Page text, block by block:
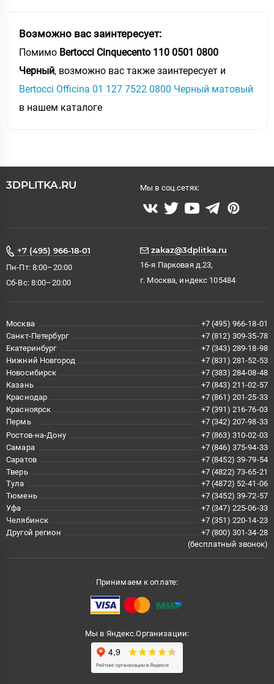
Возможно вас заинтересует:
Помимо Bertocci Cinquecento 110 0501 0800
Черный, возможно вас также заинтересует и
Bertocci Officina 01 127 7522 0800 Черный матовый
в нашем каталоге
3DPLITKA.RU Мы в соц.сетях:
+7 (495) 966-18-01
Пн-Пт: 8:00–20:00
Сб-Вс: 8:00–20:00
zakaz@3dplitka.ru
16-я Парковая д.23,
г. Москва, индекс 105484
Москва
+7 (495) 966-18-01
Санкт-Петербург
+7 (812) 309-35-78
Екатеринбург
+7 (343) 289-18-98
Нижний Новгород
+7 (831) 281-52-53
Новосибирск
+7 (383) 284-08-48
Казань
+7 (843) 211-02-57
Краснодар
+7 (861) 201-25-33
Красноярск
+7 (391) 216-76-03
Пермь
+7 (342) 207-98-33
Ростов-на-Дону
+7 (863) 310-02-03
Самара
+7 (846) 375-94-33
Саратов
+7 (8452) 39-79-54
Тверь
+7 (4822) 73-65-21
Тула
+7 (4872) 52-41-06
Тюмень
+7 (3452) 39-72-57
Уфа
+7 (347) 225-06-33
Челябинск
+7 (351) 220-14-23
Другой регион
+7 (800) 301-34-28
(бесплатный звонок)
Принимаем к оплате:
Мы в Яндекс.Организации: